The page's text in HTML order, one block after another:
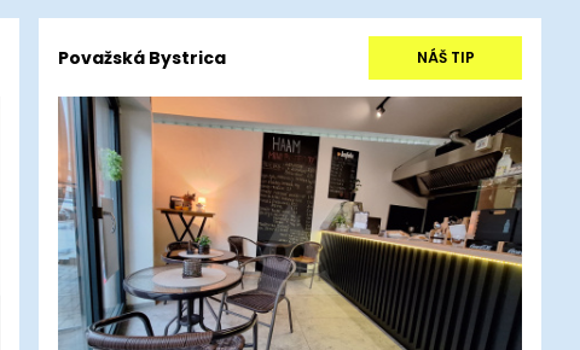
Považská Bystrica NÁŠ TIP